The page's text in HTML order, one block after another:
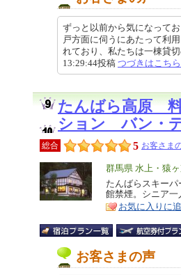
ずっと以前から気になって
戸方面に伺うにあたって利
れており、私たちは一棟貸
13:29:44投稿 つづきはこちら
たんばら高原
ション バン・
総合 5 お客さま
エ
リ
ア
群馬県 水上・猿
特
徴
たんばらスキー
館禁煙。シニア一
お気に入りに
お客さまの声